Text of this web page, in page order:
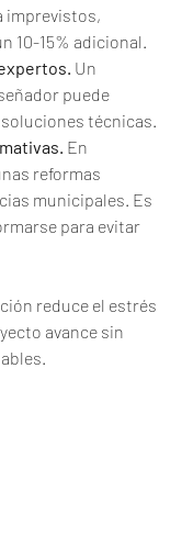
imprevistos,
10-15% adicional.
Un
puede
técnicas.
En
reformas
municipales. Es
para evitar
reduce el estrés
avance sin